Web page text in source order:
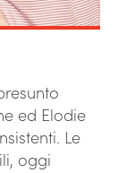
ed Elodie
Le
oggi